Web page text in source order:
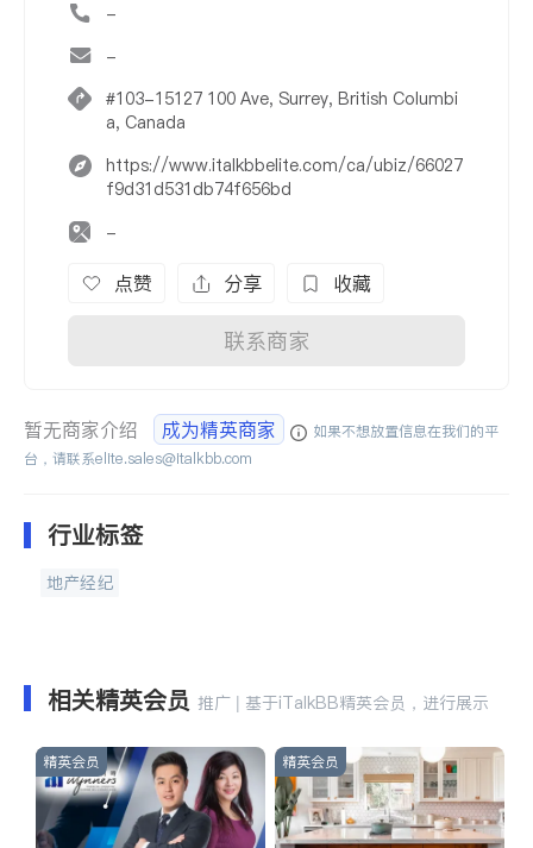
-
-
#103-15127 100 Ave, Surrey, British Columbi
a, Canada
https://www.italkbbelite.com/ca/ubiz/66027
f9d31d531db74f656bd
-
点赞 分享 收藏
联系商家
暂无商家介绍 成为精英商家
如果不想放置信息在我们的平
台，请联系elite.sales@italkbb.com
行业标签
地产经纪
相关精英会员 推广 | 基于iTalkBB精英会员，进行展示
精英会员 精英会员